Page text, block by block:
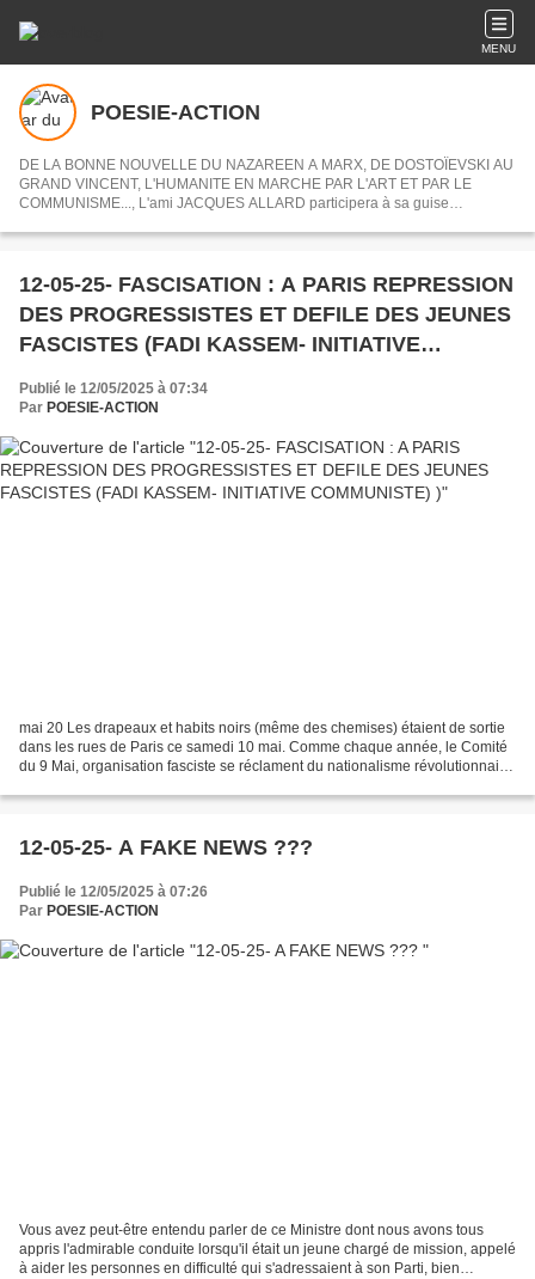
MENU
POESIE-ACTION
DE LA BONNE NOUVELLE DU NAZAREEN A MARX, DE DOSTOÏEVSKI AU
GRAND VINCENT, L'HUMANITE EN MARCHE PAR L'ART ET PAR LE
COMMUNISME..., L'ami JACQUES ALLARD participera à sa guise
articles choisis.
12-05-25- FASCISATION : A PARIS REPRESSION
DES PROGRESSISTES ET DEFILE DES JEUNES
FASCISTES (FADI KASSEM- INITIATIVE
COMMUNISTE) )
Publié le 12/05/2025 à 07:34
Par POESIE-ACTION
mai 20 Les drapeaux et habits noirs (même des chemises) étaient de sortie
dans les rues de Paris ce samedi 10 mai. Comme chaque année, le Comité
du 9 Mai, organisation fasciste se réclament du nationalisme révolutionnaire,
12-05-25- A FAKE NEWS ???
Publié le 12/05/2025 à 07:26
Par POESIE-ACTION
Vous avez peut-être entendu parler de ce Ministre dont nous avons tous
appris l'admirable conduite lorsqu'il était un jeune chargé de mission, appelé
à aider les personnes en difficulté qui s'adressaient à son Parti, bien